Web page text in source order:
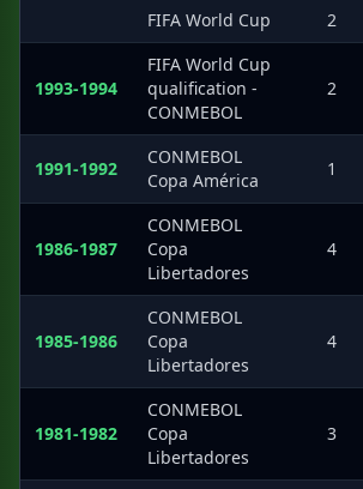
FIFA World Cup 2
1993-1994
FIFA World Cup
qualification -
CONMEBOL
2
1991-1992
CONMEBOL
Copa América
1
1986-1987
CONMEBOL
Copa
Libertadores
4
1985-1986
CONMEBOL
Copa
Libertadores
4
1981-1982
CONMEBOL
Copa
Libertadores
3